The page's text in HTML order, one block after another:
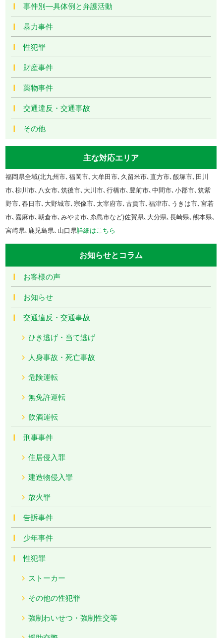
事件別―具体例と弁護活動
暴力事件
性犯罪
財産事件
薬物事件
交通違反・交通事故
その他
主な対応エリア
福岡県全域(北九州市､福岡市､大牟田市､久留米市､直方市､飯塚市､田川
市､柳川市､八女市､筑後市､大川市､行橋市､豊前市､中間市､小郡市､筑紫
野市､春日市､大野城市､宗像市､太宰府市､古賀市､福津市､うきは市､宮若
市､嘉麻市､朝倉市､みやま市､糸島市など)佐賀県､大分県､長崎県､熊本県､
宮崎県､鹿児島県､山口県詳細はこちら
お知らせとコラム
お客様の声
お知らせ
交通違反・交通事故
ひき逃げ・当て逃げ
人身事故・死亡事故
危険運転
無免許運転
飲酒運転
刑事事件
住居侵入罪
建造物侵入罪
放火罪
告訴事件
少年事件
性犯罪
ストーカー
その他の性犯罪
強制わいせつ・強制性交等